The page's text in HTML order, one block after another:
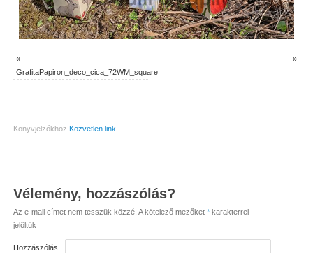
«
GrafitaPapiron_deco_cica_72WM_square
»
Könyvjelzőkhöz Közvetlen link
Vélemény, hozzászólás?
Az e-mail címet nem tesszük közzé. A kötelező mezőket *karakterrel
jelöltük
Hozzászólás